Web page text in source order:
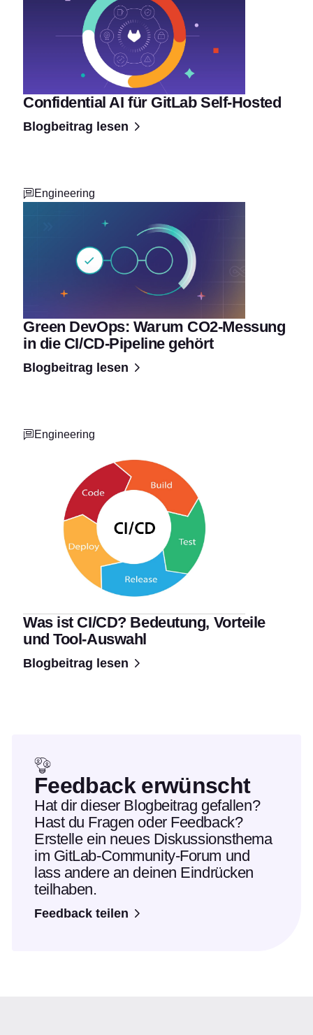
Confidential AI für GitLab Self-Hosted
Blogbeitrag lesen
Engineering
Green DevOps: Warum CO2-Messung
in die CI/CD-Pipeline gehört
Blogbeitrag lesen
Engineering
Was ist CI/CD? Bedeutung, Vorteile
und Tool-Auswahl
Blogbeitrag lesen
Feedback erwünscht
Hat dir dieser Blogbeitrag gefallen?
Hast du Fragen oder Feedback?
Erstelle ein neues Diskussionsthema
im GitLab-Community-Forum und
lass andere an deinen Eindrücken
teilhaben.
Feedback teilen